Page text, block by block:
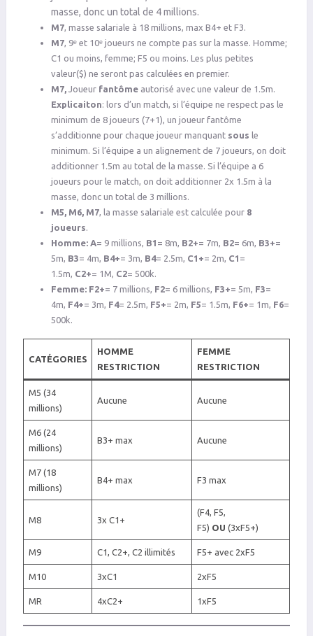
masse, donc un total de 4 millions.
M7, masse salariale à 18 millions, max B4+ et F3.
M7, 9ᵉ et 10ᵉ joueurs ne compte pas sur la masse. Homme;
C1 ou moins, femme; F5 ou moins. Les plus petites
valeur($) ne seront pas calculées en premier.
M7, Joueur fantôme autorisé avec une valeur de 1.5m.
Explicaiton: lors d’un match, si l’équipe ne respect pas le
minimum de 8 joueurs (7+1), un joueur fantôme
s’additionne pour chaque joueur manquant sous le
minimum. Si l’équipe a un alignement de 7 joueurs, on doit
additionner 1.5m au total de la masse. Si l’équipe a 6
joueurs pour le match, on doit additionner 2x 1.5m à la
masse, donc un total de 3 millions.
M5, M6, M7, la masse salariale est calculée pour 8
joueurs.
Homme: A= 9 millions, B1 = 8m, B2+= 7m, B2= 6m, B3+=
5m, B3= 4m, B4+= 3m, B4= 2.5m, C1+= 2m, C1 =
1.5m, C2+= 1M, C2= 500k.
Femme: F2+= 7 millions, F2= 6 millions, F3+= 5m, F3=
4m, F4+= 3m, F4= 2.5m, F5+= 2m, F5= 1.5m, F6+= 1m, F6=
500k.
CATÉGORIES
HOMME
RESTRICTION
FEMME
RESTRICTION
M5 (34
millions)
Aucune Aucune
M6 (24
millions)
B3+ max Aucune
M7 (18
millions)
B4+ max F3 max
M8 3x C1+
(F4, F5,
F5) OU (3xF5+)
M9 C1, C2+, C2 illimités F5+ avec 2xF5
M10 3xC1 2xF5
MR 4xC2+ 1xF5